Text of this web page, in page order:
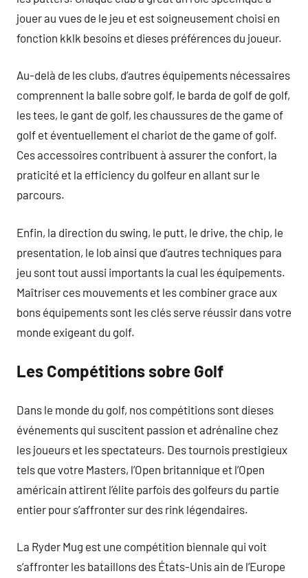
jouer au vues de le jeu et est soigneusement choisi en
fonction kklk besoins et dieses préférences du joueur.
Au-delà de les clubs, d’autres équipements nécessaires
comprennent la balle sobre golf, le barda de golf de golf,
les tees, le gant de golf, les chaussures de the game of
golf et éventuellement el chariot de the game of golf.
Ces accessoires contribuent à assurer the confort, la
praticité et la efficiency du golfeur en allant sur le
parcours.
Enfin, la direction du swing, le putt, le drive, the chip, le
presentation, le lob ainsi que d’autres techniques para
jeu sont tout aussi importants la cual les équipements.
Maîtriser ces mouvements et les combiner grace aux
bons équipements sont les clés serve réussir dans votre
monde exigeant du golf.
Les Compétitions sobre Golf
Dans le monde du golf, nos compétitions sont dieses
événements qui suscitent passion et adrénaline chez
les joueurs et les spectateurs. Des tournois prestigieux
tels que votre Masters, l’Open britannique et l’Open
américain attirent l’élite parfois des golfeurs du partie
entier pour s’affronter sur des rink légendaires.
La Ryder Mug est une compétition biennale qui voit
s’affronter les bataillons des États-Unis ain de l’Europe